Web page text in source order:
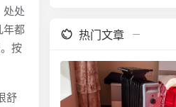
处处
年都
按
舒
热门文章